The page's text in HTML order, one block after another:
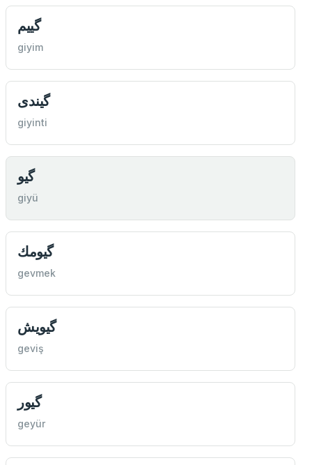
گییم
giyim
گیندی
giyinti
گیو
giyü
گیومك
gevmek
گیویش
geviş
گیور
geyür